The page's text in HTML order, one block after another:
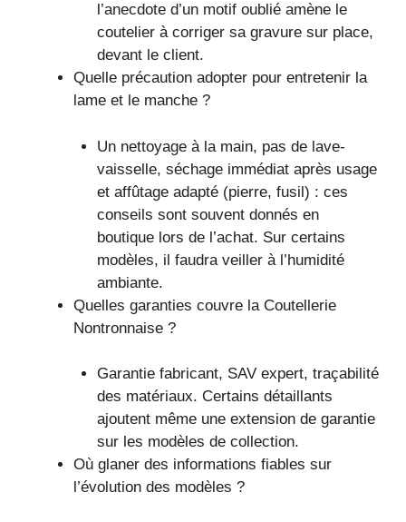
l’anecdote d’un motif oublié amène le
coutelier à corriger sa gravure sur place,
devant le client.
Quelle précaution adopter pour entretenir la
lame et le manche ?
Un nettoyage à la main, pas de lave-
vaisselle, séchage immédiat après usage
et affûtage adapté (pierre, fusil) : ces
conseils sont souvent donnés en
boutique lors de l’achat. Sur certains
modèles, il faudra veiller à l’humidité
ambiante.
Quelles garanties couvre la Coutellerie
Nontronnaise ?
Garantie fabricant, SAV expert, traçabilité
des matériaux. Certains détaillants
ajoutent même une extension de garantie
sur les modèles de collection.
Où glaner des informations fiables sur
l’évolution des modèles ?